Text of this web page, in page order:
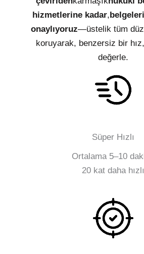
hizmetlerine kadar,
onaylıyoruz—üstelik tüm
koruyarak, benzersiz bir
değerle.
Süper Hızlı
Ortalama 5–10
20 kat daha hızlı